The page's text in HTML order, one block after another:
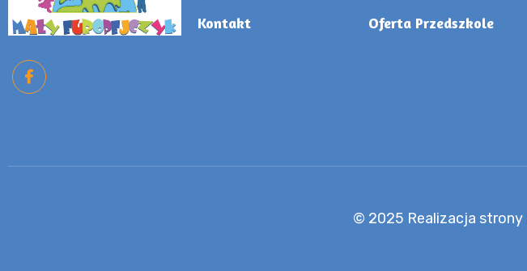
Kontakt
Oferta Przedszkole
© 2025 Realizacja strony